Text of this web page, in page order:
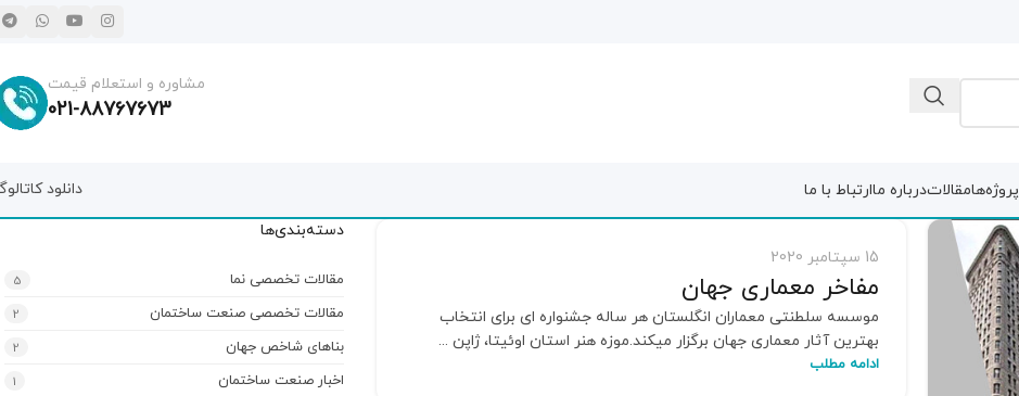
مشاوره و استعلام قیمت
021-88767673
پروژه‌هامقالاتدرباره ماارتباط با ما دانلود
15 سپتامبر 2020
مفاخر معماری جهان
موسسه سلطنتی معماران انگلستان هر ساله جشنواره ای برای انتخاب
بهترین آثار معماری جهان برگزار میکند.موزه هنر استان اوئیتا، ژاپن ...
ادامه مطلب
دسته‌بندی‌ها
مقالات تخصصی نما 5
مقالات تخصصی صنعت ساختمان 2
بناهای شاخص جهان 2
اخبار صنعت ساختمان 1